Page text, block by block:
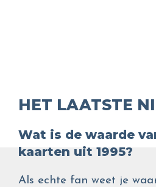
HET LAATSTE
Wat is de waarde
kaarten uit 1995?
Als echte fan weet je